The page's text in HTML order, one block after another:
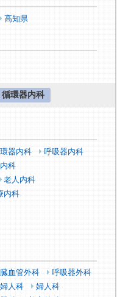
高知県
循環器内科
器内科
呼吸器内科
科
老人内科
内科
血管外科
呼吸器外科
人科
婦人科